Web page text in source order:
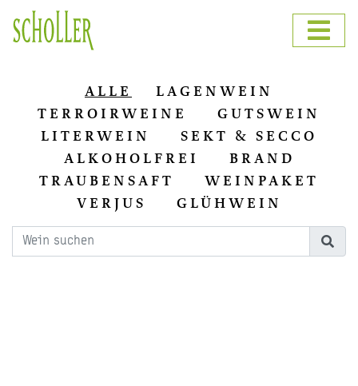
ALLE
LAGENWEIN
TERROIRWEINE
GUTSWEIN
LITERWEIN
SEKT & SECCO
ALKOHOLFREI
BRAND
TRAUBENSAFT
WEINPAKET
VERJUS
GLÜHWEIN